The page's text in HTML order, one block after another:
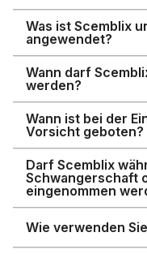
Was ist Scemblix
angewendet?
Wann darf
werden?
Wann ist bei der
Vorsicht geboten?
Darf Scemblix
Schwangerschaft
eingenommen
Wie verwenden